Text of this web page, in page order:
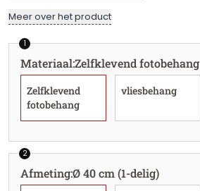
Meer over het product
1
Materiaal:Zelfklevend fotobehang
Zelfklevend
fotobehang
vliesbehang
2
Afmeting:Ø 40 cm (1-delig)